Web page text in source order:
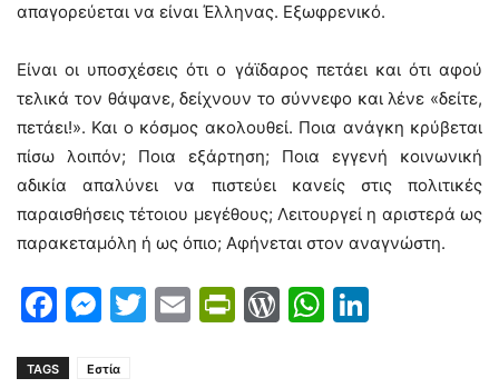
απαγορεύεται να είναι Έλληνας. Εξωφρενικό.
Είναι οι υποσχέσεις ότι ο γάϊδαρος πετάει και ότι αφού
τελικά τον θάψανε, δείχνουν το σύννεφο και λένε «δείτε,
πετάει!». Και ο κόσμος ακολουθεί. Ποια ανάγκη κρύβεται
πίσω λοιπόν; Ποια εξάρτηση; Ποια εγγενή κοινωνική
αδικία απαλύνει να πιστεύει κανείς στις πολιτικές
παραισθήσεις τέτοιου μεγέθους; Λειτουργεί η αριστερά ως
παρακεταμόλη ή ως όπιο; Αφήνεται στον αναγνώστη.
Facebook
Messenger
Twitter
EmailPrintFriendly
WordPress
WhatsApp
TAGS Εστία